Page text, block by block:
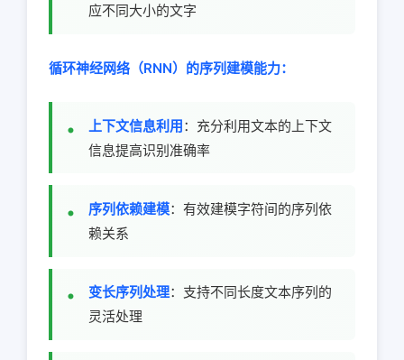
应不同大小的文字
循环神经网络（RNN）的序列建模能力：
上下文信息利用：充分利用文本的上下文
信息提高识别准确率
序列依赖建模：有效建模字符间的序列依
赖关系
变长序列处理：支持不同长度文本序列的
灵活处理